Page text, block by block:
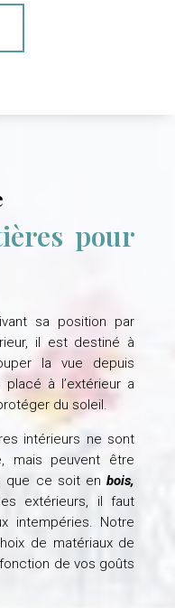
pour
sa position par
il est destiné à
la vue depuis
placé à l’extérieur a
du soleil.
intérieurs ne sont
mais peuvent être
que ce soit enbois,
extérieurs, il faut
intempéries. Notre
de matériaux de
de vos goûts